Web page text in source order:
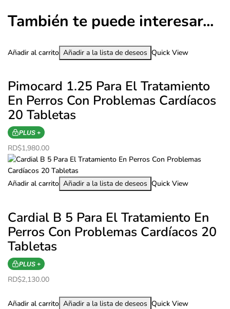
También te puede interesar...
Añadir al carrito Añadir a la lista de deseos Quick View
Pimocard 1.25 Para El Tratamiento
En Perros Con Problemas Cardíacos
20 Tabletas
PLUS +
RD$1,980.00
Añadir al carrito Añadir a la lista de deseos Quick View
Cardial B 5 Para El Tratamiento En
Perros Con Problemas Cardíacos 20
Tabletas
PLUS +
RD$2,130.00
Añadir al carrito Añadir a la lista de deseos Quick View